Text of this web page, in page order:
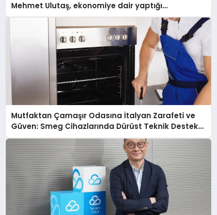
Mehmet Ulutaş, ekonomiye dair yaptığı
açıklamada şunları kaydetti:
Mutfaktan Çamaşır Odasına İtalyan Zarafeti ve
Güven: Smeg Cihazlarında Dürüst Teknik Destek
Deneyimi